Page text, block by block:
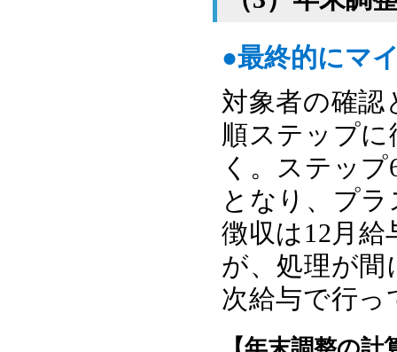
●最終的にマ
対象者の確認
順ステップ
く。ステッ
となり、プ
徴収は12月
が、処理が間
次給与で行